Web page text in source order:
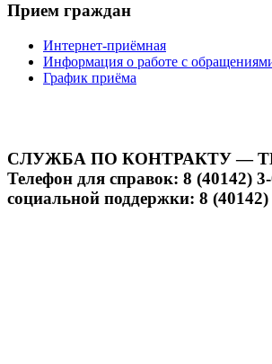
Прием граждан
Интернет-приёмная
Информация о работе с
График приёма
СЛУЖБА ПО КОНТРАКТУ —
Телефон для справок: 8 (40142)
социальной поддержки: 8 (40142)